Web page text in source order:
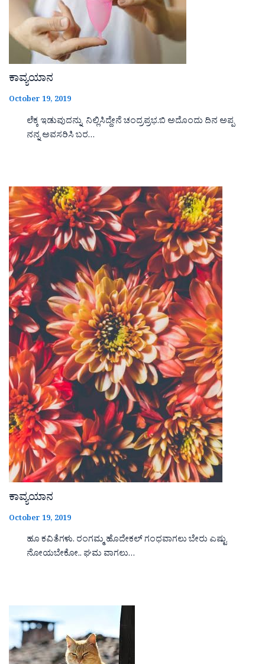
ಕಾವ್ಯಯಾನ
October 19, 2019
ಲೆಕ್ಕ ಇಡುವುದನ್ನು ನಿಲ್ಲಿಸಿದ್ದೇನೆ ಚಂದ್ರಪ್ರಭ.ಬಿ ಅದೊಂದು ದಿನ ಅಪ್ಪ
ನನ್ನ ಅವಸರಿಸಿ ಬರ…
ಕಾವ್ಯಯಾನ
October 19, 2019
ಹೂ ಕವಿತೆಗಳು. ರಂಗಮ್ಮ ಹೊದೇಕಲ್ ಗಂಧವಾಗಲು ಬೇರು ಎಷ್ಟು
ನೋಯಬೇಕೋ.. ಘಮ ವಾಗಲು…